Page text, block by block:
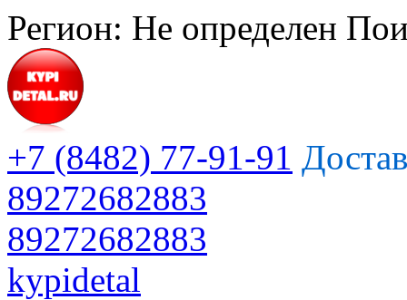
Регион: Не определен
+7 (8482) 77-91-91
89272682883
89272682883
kypidetal